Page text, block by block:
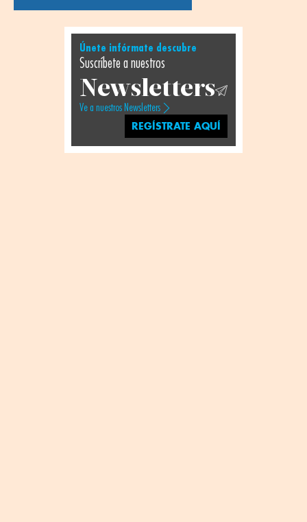
Únete infórmate descubre
Suscríbete a nuestros
Newsletters
Ve a nuestros Newsletters
REGÍSTRATE AQUÍ